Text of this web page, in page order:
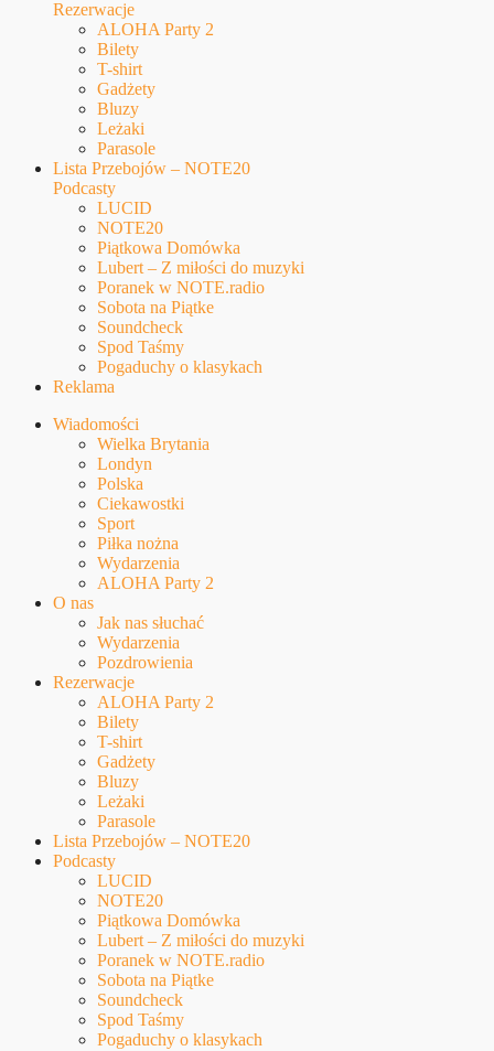
Rezerwacje
ALOHA Party 2
Bilety
T-shirt
Gadżety
Bluzy
Leżaki
Parasole
Lista Przebojów – NOTE20
Podcasty
LUCID
NOTE20
Piątkowa Domówka
Lubert – Z miłości do muzyki
Poranek w NOTE.radio
Sobota na Piątke
Soundcheck
Spod Taśmy
Pogaduchy o klasykach
Reklama
Wiadomości
Wielka Brytania
Londyn
Polska
Ciekawostki
Sport
Piłka nożna
Wydarzenia
ALOHA Party 2
O nas
Jak nas słuchać
Wydarzenia
Pozdrowienia
Rezerwacje
ALOHA Party 2
Bilety
T-shirt
Gadżety
Bluzy
Leżaki
Parasole
Lista Przebojów – NOTE20
Podcasty
LUCID
NOTE20
Piątkowa Domówka
Lubert – Z miłości do muzyki
Poranek w NOTE.radio
Sobota na Piątke
Soundcheck
Spod Taśmy
Pogaduchy o klasykach